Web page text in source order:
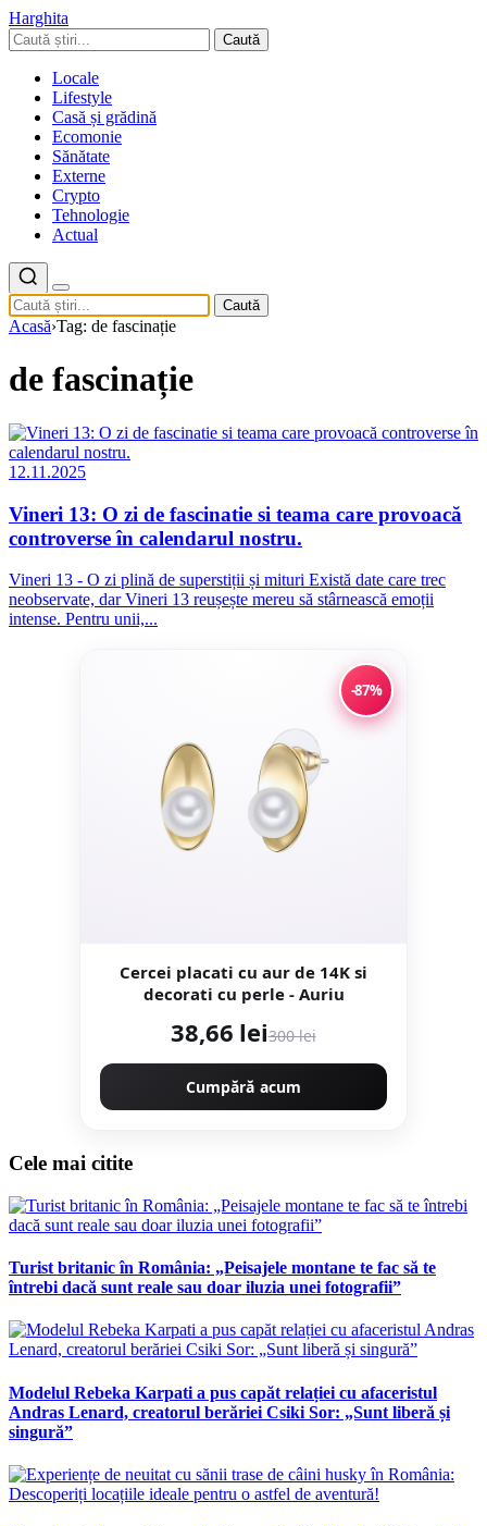
Harghita
Caută
Locale
Lifestyle
Casă și grădină
Ecomonie
Sănătate
Externe
Crypto
Tehnologie
Actual
Caută
Acasă›Tag: de fascinație
de fascinație
12.11.2025
Vineri 13: O zi de fascinatie si teama care provoacă
controverse în calendarul nostru.
Vineri 13 - O zi plină de superstiții și mituri Există date care trec
neobservate, dar Vineri 13 reușește mereu să stârnească emoții
intense. Pentru unii,...
-87%
Cercei placati cu aur de 14K si
decorati cu perle - Auriu
38,66 lei300 lei
Cumpără acum
Cele mai citite
Turist britanic în România: „Peisajele montane te fac să te
întrebi dacă sunt reale sau doar iluzia unei fotografii”
Modelul Rebeka Karpati a pus capăt relației cu afaceristul
Andras Lenard, creatorul berăriei Csiki Sor: „Sunt liberă și
singură”